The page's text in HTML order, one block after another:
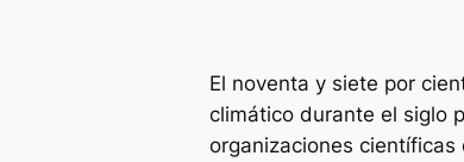
El noventa y siete por
climático durante el siglo
organizaciones